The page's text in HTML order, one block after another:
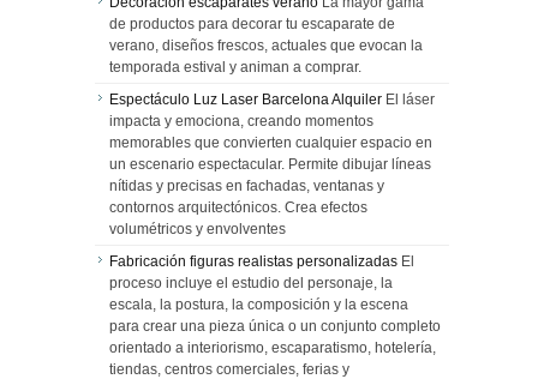
de productos para decorar tu escaparate de
verano, diseños frescos, actuales que evocan la
temporada estival y animan a comprar.
Espectáculo Luz Laser Barcelona Alquiler El láser
impacta y emociona, creando momentos
memorables que convierten cualquier espacio en
un escenario espectacular. Permite dibujar líneas
nítidas y precisas en fachadas, ventanas y
contornos arquitectónicos. Crea efectos
volumétricos y envolventes
Fabricación figuras realistas personalizadas El
proceso incluye el estudio del personaje, la
escala, la postura, la composición y la escena
para crear una pieza única o un conjunto completo
orientado a interiorismo, escaparatismo, hotelería,
tiendas, centros comerciales, ferias y